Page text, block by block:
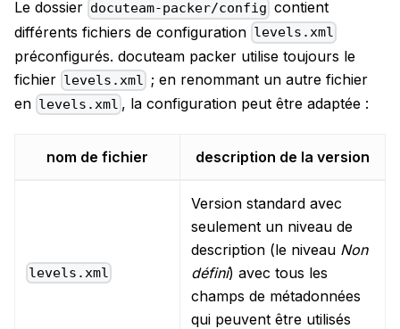
Le dossier docuteam-packer/config contient
différents fichiers de configuration levels.xml
préconfigurés. docuteam packer utilise toujours le
fichier levels.xml ; en renommant un autre fichier
en levels.xml , la configuration peut être adaptée :
nom de fichier description de la version
levels.xml
Version standard avec
seulement un niveau de
description (le niveau Non
défini) avec tous les
champs de métadonnées
qui peuvent être utilisés